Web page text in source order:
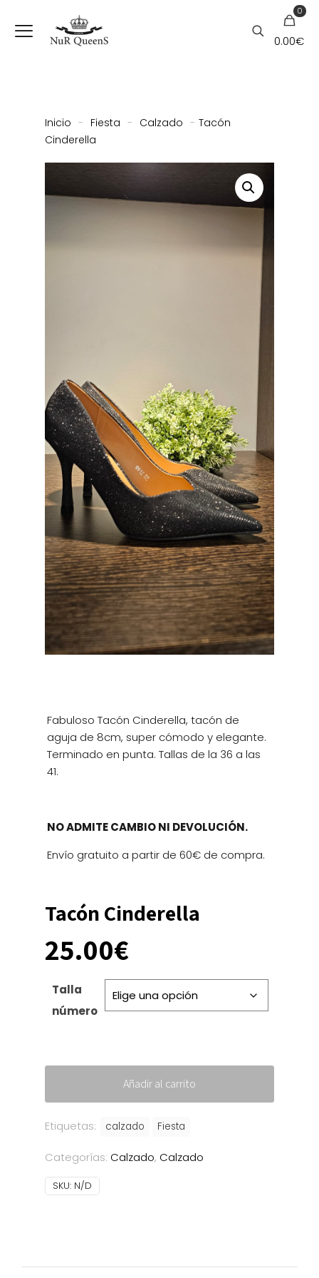
0
0.00€
Inicio - Fiesta - Calzado - Tacón
Cinderella
Fabuloso Tacón Cinderella, tacón de
aguja de 8cm, super cómodo y elegante.
Terminado en punta. Tallas de la 36 a las
41.
NO ADMITE CAMBIO NI DEVOLUCIÓN.
Envío gratuito a partir de 60€ de compra.
Tacón Cinderella
25.00€
Talla
número
Añadir al carrito
Etiquetas: calzado Fiesta
Categorías: Calzado, Calzado
SKU: N/D